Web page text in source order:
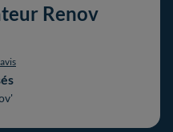
Renov